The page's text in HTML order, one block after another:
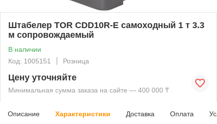
Штабелер TOR CDD10R-E самоходный 1 т 3.3
м сопровождаемый
В наличии
Код: 1005151
Розница
Цену уточняйте
Минимальная сумма заказа на сайте — 400 000 ₸
Описание Характеристики Доставка Оплата